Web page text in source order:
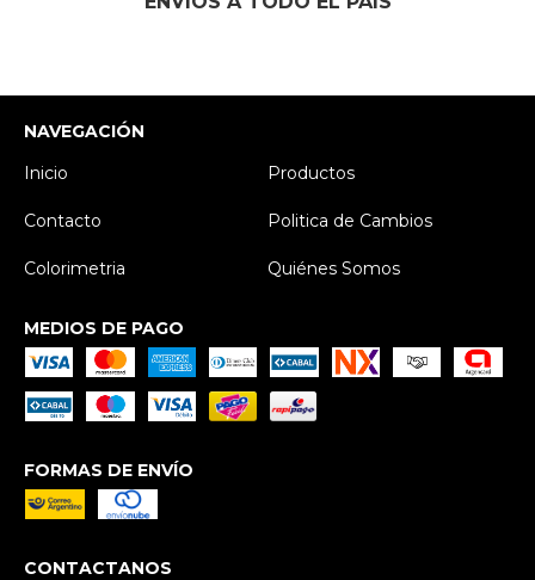
NAVEGACIÓN
Inicio
Productos
Contacto Politica de Cambios
Colorimetria Quiénes Somos
MEDIOS DE PAGO
FORMAS DE ENVÍO
CONTACTANOS